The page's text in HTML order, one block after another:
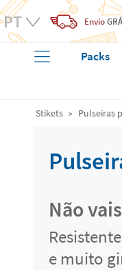
Envio
Packs
Stikets Pulseiras
Não
e muito